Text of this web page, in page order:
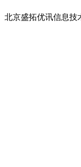
北京盛拓优讯信息技